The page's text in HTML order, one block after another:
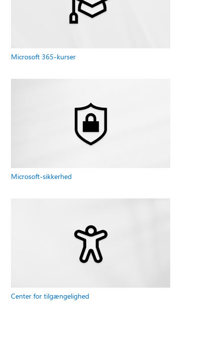
Microsoft 365-kurser
Microsoft-sikkerhed
Center for tilgængelighed